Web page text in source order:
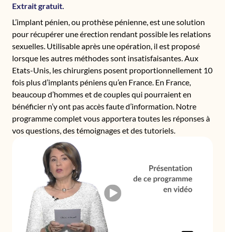
Extrait gratuit.
L’implant pénien, ou prothèse pénienne, est une solution
pour récupérer une érection rendant possible les relations
sexuelles. Utilisable après une opération, il est proposé
lorsque les autres méthodes sont insatisfaisantes. Aux
Etats-Unis, les chirurgiens posent proportionnellement 10
fois plus d’implants péniens qu’en France. En France,
beaucoup d’hommes et de couples qui pourraient en
bénéficier n’y ont pas accès faute d’information. Notre
programme complet vous apportera toutes les réponses à
vos questions, des témoignages et des tutoriels.